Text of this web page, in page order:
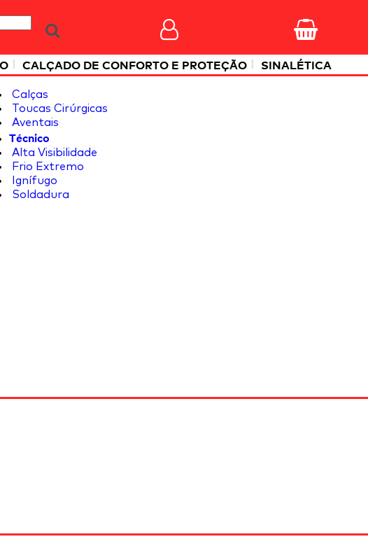
| CALÇADO DE CONFORTO E PROTEÇÃO | SINALÉTICA
Calças
Toucas Cirúrgicas
Aventais
Técnico
Alta Visibilidade
Frio Extremo
Ignífugo
Soldadura